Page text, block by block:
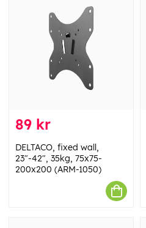
89 kr
DELTACO, fixed wall,
23"-42", 35kg, 75x75-
200x200 (ARM-1050)